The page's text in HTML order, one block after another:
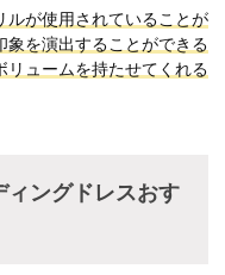
ルが使用されていることが
象を演出することができる
リュームを持たせてくれる
ィングドレスおす